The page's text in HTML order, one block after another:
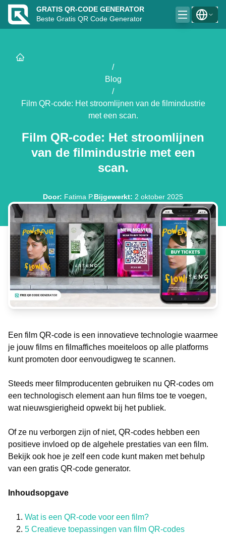
GRATIS QR-CODE GENERATOR
Beste Gratis QR Code Generator
/
Blog
/
Film QR-code: Het stroomlijnen van de filmindustrie
met een scan.
Film QR-code: Het stroomlijnen
van de filmindustrie met een
scan.
Door: Fatima P.Bijgewerkt: 2 oktober 2025
Een film QR-code is een innovatieve technologie waarmee
je jouw films en filmaffiches moeiteloos op alle platforms
kunt promoten door eenvoudigweg te scannen.
Steeds meer filmproducenten gebruiken nu QR-codes om
een ​​technologisch element aan hun films toe te voegen,
wat nieuwsgierigheid opwekt bij het publiek.
Of ze nu verborgen zijn of niet, QR-codes hebben een
positieve invloed op de algehele prestaties van een film.
Bekijk ook hoe je zelf een code kunt maken met behulp
van een gratis QR-code generator.
Inhoudsopgave
Wat is een QR-code voor een film?
5 Creatieve toepassingen van film QR-codes